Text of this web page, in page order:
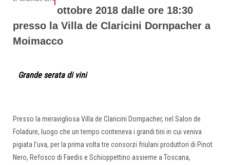
ottobre 2018 dalle ore 18:30
presso la Villa de Claricini Dornpacher a
Moimacco
Grande serata di vini
Presso la meravigliosa Villa de Claricini Dornpacher, nel Salon de
Foladure, luogo che un tempo conteneva i grandi tini in cui veniva
pigiata l’uva, per la prima volta tre consorzi friulani produttori di Pinot
Nero, Refosco di Faedis e Schioppettino assieme a Toscana,